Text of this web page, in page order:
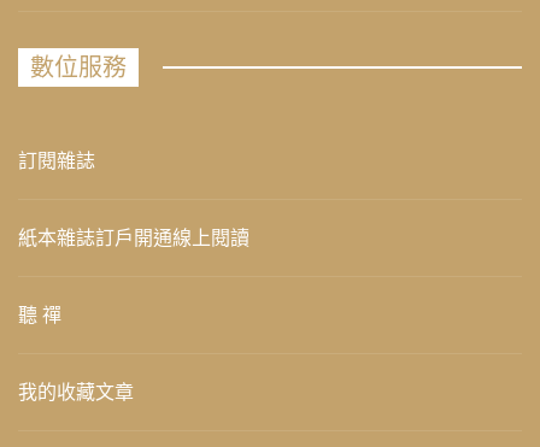
數位服務
訂閱雜誌
紙本雜誌訂戶開通線上閱讀
聽 禪
我的收藏文章